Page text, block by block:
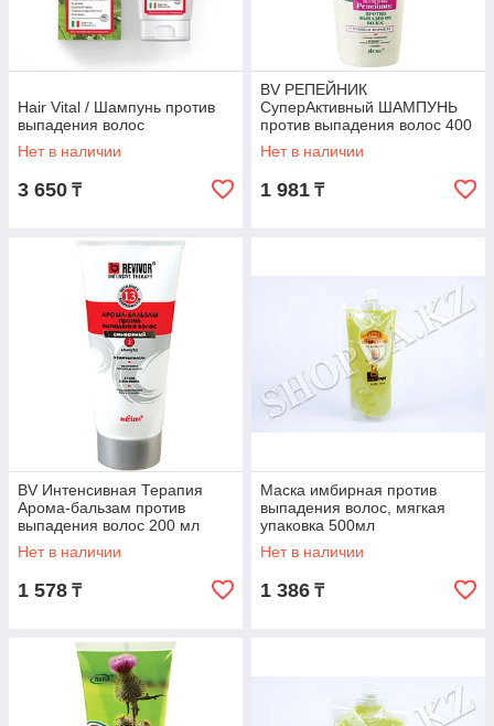
Hair Vital / Шампунь против
выпадения волос
Нет в наличии
3 650 ₸
BV РЕПЕЙНИК
СуперАктивный ШАМПУНЬ
против выпадения волос 400
мл
Нет в наличии
1 981 ₸
BV Интенсивная Терапия
Арома-бальзам против
выпадения волос 200 мл
Нет в наличии
1 578 ₸
Маска имбирная против
выпадения волос, мягкая
упаковка 500мл
Нет в наличии
1 386 ₸